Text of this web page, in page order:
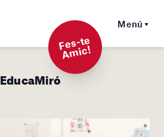
Menú
F
es-t
e
A
mi
c!
EducaMiró